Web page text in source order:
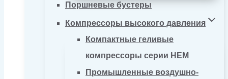
Поршневые бустеры
Компрессоры высокого давления
Компактные геливые
компрессоры серии HEM
Промышленные воздушно-